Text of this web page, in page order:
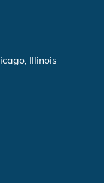
Illinois